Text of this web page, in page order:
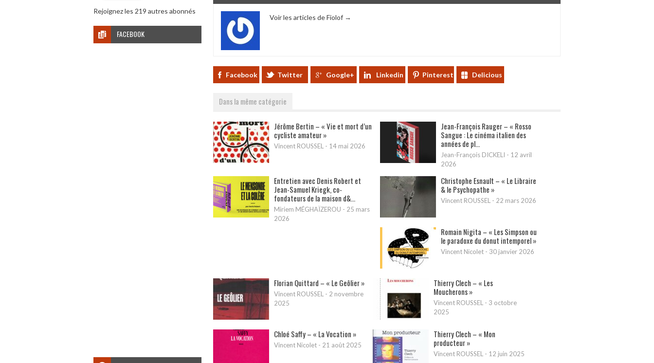
Voir les articles de Fiolof →
Facebook Twitter Google+ Linkedin Pinterest Delicious
Dans la même catégorie
Jérôme Bertin – « Vie et mort d’un
cycliste amateur »
Vincent ROUSSEL - 14 mai 2026
Jean-François Rauger – « Rosso
Sangue : Le cinéma italien des
années de pl...
Jean-François DICKELI - 12 avril
2026
Entretien avec Denis Robert et
Jean-Samuel Kriegk, co-
fondateurs de la maison d&...
Miriem MÉGHAÏZEROU - 25 mars
2026
Christophe Esnault – « Le Libraire
& le Psychopathe »
Vincent ROUSSEL - 22 mars 2026
Romain Nigita – « Les Simpson ou
le paradoxe du donut intemporel »
Vincent Nicolet- 30 janvier 2026
Florian Quittard – « Le Geôlier »
Vincent ROUSSEL - 2 novembre
2025
Thierry Clech – « Les
Moucherons »
Vincent ROUSSEL - 3 octobre
2025
Chloé Saffy – « La Vocation »
Vincent Nicolet - 21 août 2025
Thierry Clech – « Mon
producteur »
Vincent ROUSSEL - 12 juin 2025
Rejoignez les 219 autres abonnés
FACEBOOK